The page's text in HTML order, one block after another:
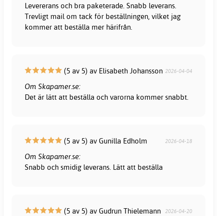
Levererans och bra paketerade. Snabb leverans.
Trevligt mail om tack för beställningen, vilket jag
kommer att beställa mer härifrån.
(5 av 5) av Elisabeth Johansson 2026-04-04
Om Skapamer.se:
Det är lätt att beställa och varorna kommer snabbt.
(5 av 5) av Gunilla Edholm 2026-04-18
Om Skapamer.se:
Snabb och smidig leverans. Lätt att beställa
(5 av 5) av Gudrun Thielemann 2026-04-20